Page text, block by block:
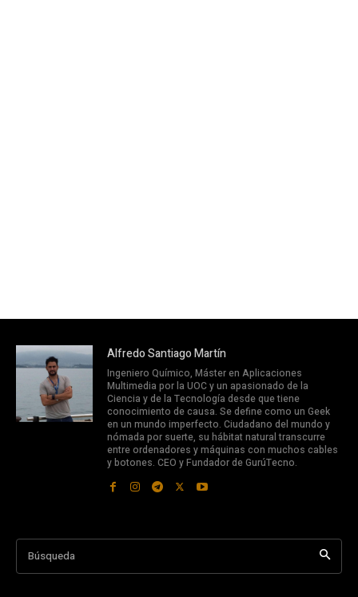
Alfredo Santiago Martín
Ingeniero Químico, Máster en Aplicaciones
Multimedia por la UOC y un apasionado de la
Ciencia y de la Tecnología desde que tiene
conocimiento de causa. Se define como un Geek
en un mundo imperfecto. Ciudadano del mundo y
nómada por suerte, su hábitat natural transcurre
entre ordenadores y máquinas con muchos cables
y botones. CEO y Fundador de GurúTecno.
Búsqueda